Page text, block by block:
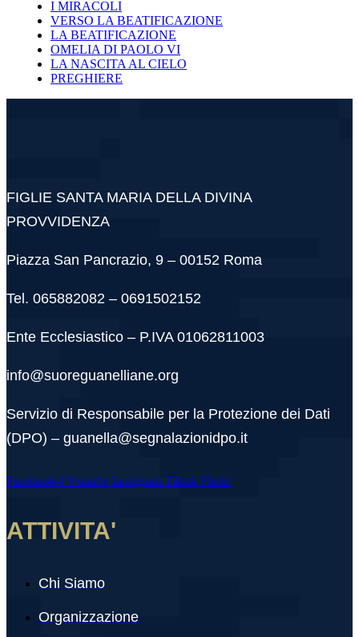
I MIRACOLI
VERSO LA BEATIFICAZIONE
LA BEATIFICAZIONE
OMELIA DI PAOLO VI
LA NASCITA AL CIELO
PREGHIERE
FIGLIE SANTA MARIA DELLA DIVINA
PROVVIDENZA
Piazza San Pancrazio, 9 – 00152 Roma
Tel. 065882082 – 0691502152
Ente Ecclesiastico – P.IVA 01062811003
info@suoreguanelliane.org
Servizio di Responsabile per la Protezione dei Dati
(DPO) – guanella@segnalazionidpo.it
Facebook-fYoutube Instagram Tiktok Flickr
ATTIVITA'
Chi Siamo
Organizzazione